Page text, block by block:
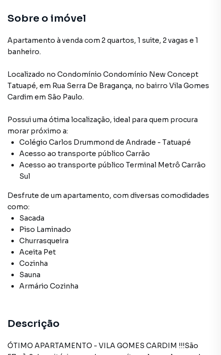
Sobre o imóvel
Apartamento à venda com 2 quartos, 1 suite, 2 vagas e 1
banheiro.
Localizado no Condomínio Condomínio New Concept
Tatuapé, em Rua Serra De Bragança, no bairro Vila Gomes
Cardim em São Paulo.
Possui uma ótima localização, ideal para quem procura
morar próximo a:
Colégio Carlos Drummond de Andrade - Tatuapé
Acesso ao transporte público Carrão
Acesso ao transporte público Terminal Metrô Carrão
Sul
Desfrute de um apartamento, com diversas comodidades
como:
Sacada
Piso Laminado
Churrasqueira
Aceita Pet
Cozinha
Sauna
Armário Cozinha
Descrição
ÓTIMO APARTAMENTO - VILA GOMES CARDIM !!!São